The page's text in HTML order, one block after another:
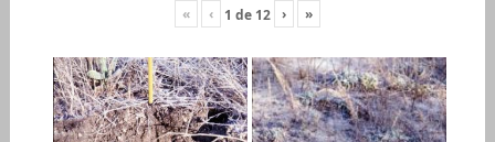
« ‹ 1 de 12 › »